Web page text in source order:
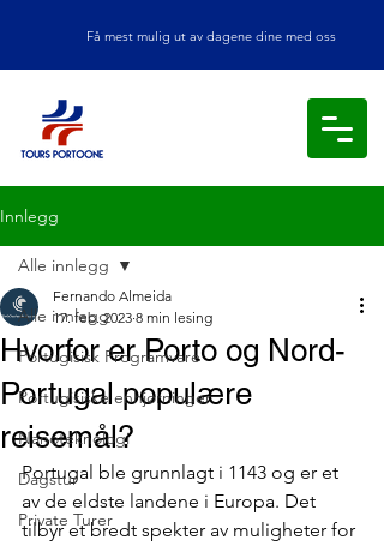
Få mest mulig ut av dagene dine med oss
Innlegg
Alle innlegg
Portugisisk Programvare
Portugisiske enhjørninger
Nanoteknologi
Dagstur
Private Turer
Alle innlegg
Hvorfor er Porto og Nord-
Portugal populære
reisemål?
Fernando Almeida
17. feb. 2023 8 min lesing
Portugal ble grunnlagt i 1143 og er et
av de eldste landene i Europa. Det
tilbyr et bredt spekter av muligheter for